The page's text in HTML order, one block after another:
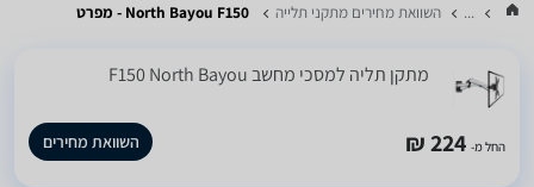
... השוואת מחירים מתקני תלייה North Bayou F150 - מפרט
‏מתקן תליה למסכי מחשב F150 North Bayou
החל מ- 224 ₪ השוואת מחירים